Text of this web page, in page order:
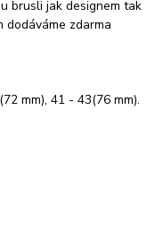
brusli jak designem tak
dodáváme zdarma
mm), 41 - 43(76 mm).